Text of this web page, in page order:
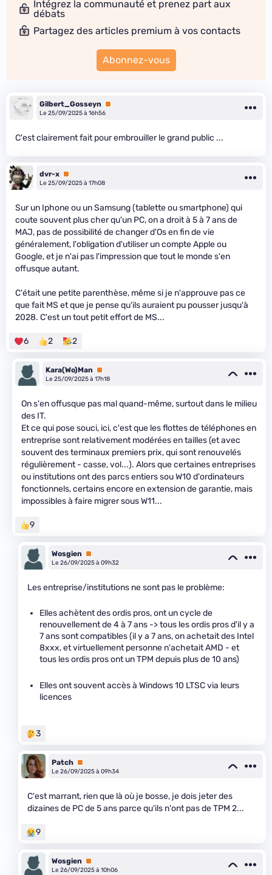
Intégrez la communauté et prenez part aux
débats
Partagez des articles premium à vos contacts
Abonnez-vous
Gilbert_Gosseyn
Premium
Le 25/09/2025 à 16h56
C'est clairement fait pour embrouiller le grand public ...
dvr-x Premium
Le 25/09/2025 à 17h08
Sur un Iphone ou un Samsung (tablette ou smartphone) qui
coute souvent plus cher qu'un PC, on a droit à 5 à 7 ans de
MAJ, pas de possibilité de changer d'Os en fin de vie
généralement, l'obligation d'utiliser un compte Apple ou
Google, et je n'ai pas l'impression que tout le monde s'en
offusque autant.
C'était une petite parenthèse, même si je n'approuve pas ce
que fait MS et que je pense qu'ils auraient pu pousser jusqu'à
2028. C'est un tout petit effort de MS...
6 2 2
Kara(Wo)Man
Premium
Le 25/09/2025 à 17h18
On s'en offusque pas mal quand-même, surtout dans le milieu
des IT.
Et ce qui pose souci, ici, c'est que les flottes de téléphones en
entreprise sont relativement modérées en tailles (et avec
souvent des terminaux premiers prix, qui sont renouvelés
régulièrement - casse, vol...). Alors que certaines entreprises
ou institutions ont des parcs entiers sou W10 d'ordinateurs
fonctionnels, certains encore en extension de garantie, mais
impossibles à faire migrer sous W11...
9
Wosgien
Premium
Le 26/09/2025 à 09h32
Les entreprise/institutions ne sont pas le problème:
Elles achètent des ordis pros, ont un cycle de
renouvellement de 4 à 7 ans -> tous les ordis pros d'il y a
7 ans sont compatibles (il y a 7 ans, on achetait des Intel
8xxx, et virtuellement personne n'achetait AMD - et
tous les ordis pros ont un TPM depuis plus de 10 ans)
Elles ont souvent accès à Windows 10 LTSC via leurs
licences
3
Patch Premium
Le 26/09/2025 à 09h34
C'est marrant, rien que là où je bosse, je dois jeter des
dizaines de PC de 5 ans parce qu'ils n'ont pas de TPM 2...
9
Wosgien
Premium
Le 26/09/2025 à 10h06